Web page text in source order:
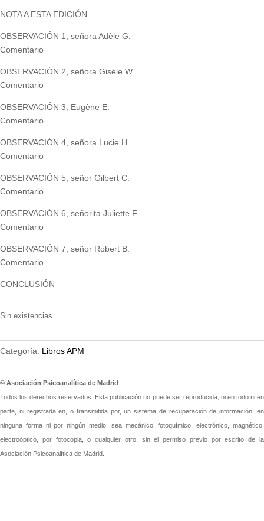
NOTA A ESTA EDICIÓN
OBSERVACIÓN 1, señora Adèle G.
Comentario
OBSERVACIÓN 2, señora Gisèle W.
Comentario
OBSERVACIÓN 3, Eugène E.
Comentario
OBSERVACIÓN 4, señora Lucie H.
Comentario
OBSERVACIÓN 5, señor Gilbert C.
Comentario
OBSERVACIÓN 6, señorita Juliette F.
Comentario
OBSERVACIÓN 7, señor Robert B.
Comentario
CONCLUSIÓN
Sin existencias
Categoría: Libros APM
© Asociación Psicoanalítica de Madrid
Todos los derechos reservados. Esta publicación no puede ser reproducida, ni en todo ni en
parte, ni registrada en, o transmitida por, un sistema de recuperación de información, en
ninguna forma ni por ningún medio, sea mecánico, fotoquímico, electrónico, magnético,
electroóptico, por fotocopia, o cualquier otro, sin el permiso previo por escrito de la
Asociación Psicoanalítica de Madrid.